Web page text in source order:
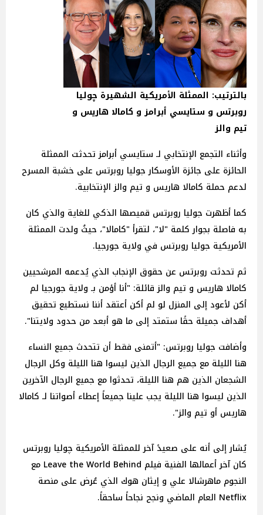
بالترتيب: الممثلة الأمريكية الشهيرة چوليا
روبرتس و ستايسي أبرامز و كامالا هاريس و
تيم والز
وأثناء التجمع الإنتخابي لـ ستايسي أبرامز تحدثت الممثلة
الحائزة على جائزة الأوسكار جوليا روبرتس على خشبة المسرح
لدعم حملة كامالا هاريس و تيم والز الإنتخابية.
كما أظهرت جوليا روبرتس قميصها الذكي للغاية والذي كان
به فاصلة بجوار كلمة "لا"، لتقرأ "كامالا"، حيثُ ولدت الممثلة
الأمريكية جوليا روبرتس في ولاية جورجيا.
ثم تحدثت روبرتس عن حقوق الإنجاب الذي يُدعمه المرشحيين
كامالا هاريس و تيم والز قائلة: "أنا أؤمن بـ ولاية جورجيا لم
أكن لأعود إلى المنزل لو لم أكن أعتقد أننا نستطيع تحقيق
أهداف جميلة حقًا ستمتد إلى ما هو أبعد من حدود ولايتنا".
وأضافت جوليا روبرتس: "أتمنى فقط أن تتحدث جميع النساء
هنا الليلة مع جميع الرجال الذين ليسوا هنا الليلة وكل الرجال
الشجعان الذين هم هنا الليلة، تحدثوا مع جميع الرجال الآخرين
الذين ليسوا هنا الليلة يجب علينا جميعاً إعطاء أصواتنا لـ كامالا
هاريس أو تيم والز".
يُشار إلى أنه على صعيدً آخر للممثلة الأمريكية چوليا روبرتس
كان آخر أعمالها الفنية فيلم Leave the World Behind مع
النجوم ماهرشالا علي و إيثان هوك الذي عُرض على منصة
Netflix العام الماضي ونجح نجاحاً ساحقاً.